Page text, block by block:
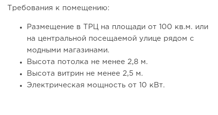
Франшиза кафе: рейтинг лучших франшиз общепита для
Требования к помещению:
Размещение в ТРЦ на площади от 100 кв.м. или
на центральной посещаемой улице рядом с
модными магазинами.
Высота потолка не менее 2,8 м.
Высота витрин не менее 2,5 м.
Электрическая мощность от 10 кВт.